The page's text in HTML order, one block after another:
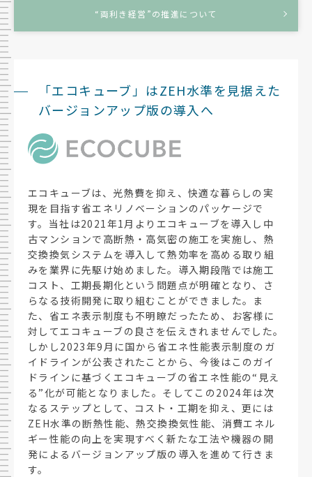
“両利き経営”の推進について
「エコキューブ」はZEH水準を見据えた
バージョンアップ版の導入へ
エコキューブは、光熱費を抑え、快適な暮らしの実
現を目指す省エネリノベーションのパッケージで
す。当社は2021年1月よりエコキューブを導入し中
古マンションで高断熱・高気密の施工を実施し、熱
交換換気システムを導入して熱効率を高める取り組
みを業界に先駆け始めました。導入期段階では施工
コスト、工期長期化という問題点が明確となり、さ
らなる技術開発に取り組むことができました。ま
た、省エネ表示制度も不明瞭だったため、お客様に
対してエコキューブの良さを伝えきれませんでした。
しかし2023年9月に国から省エネ性能表示制度のガ
イドラインが公表されたことから、今後はこのガイ
ドラインに基づくエコキューブの省エネ性能の“見え
る”化が可能となりました。そしてこの2024年は次
なるステップとして、コスト・工期を抑え、更には
ZEH水準の断熱性能、熱交換換気性能、消費エネル
ギー性能の向上を実現すべく新たな工法や機器の開
発によるバージョンアップ版の導入を進めて行きま
す。